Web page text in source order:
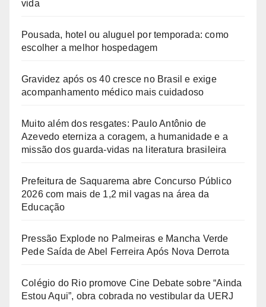
vida
Pousada, hotel ou aluguel por temporada: como
escolher a melhor hospedagem
Gravidez após os 40 cresce no Brasil e exige
acompanhamento médico mais cuidadoso
Muito além dos resgates: Paulo Antônio de
Azevedo eterniza a coragem, a humanidade e a
missão dos guarda-vidas na literatura brasileira
Prefeitura de Saquarema abre Concurso Público
2026 com mais de 1,2 mil vagas na área da
Educação
Pressão Explode no Palmeiras e Mancha Verde
Pede Saída de Abel Ferreira Após Nova Derrota
Colégio do Rio promove Cine Debate sobre “Ainda
Estou Aqui”, obra cobrada no vestibular da UERJ